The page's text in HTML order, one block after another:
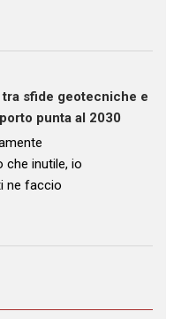
tra sfide geotecniche e
punta al 2030
che inutile, io
ne faccio